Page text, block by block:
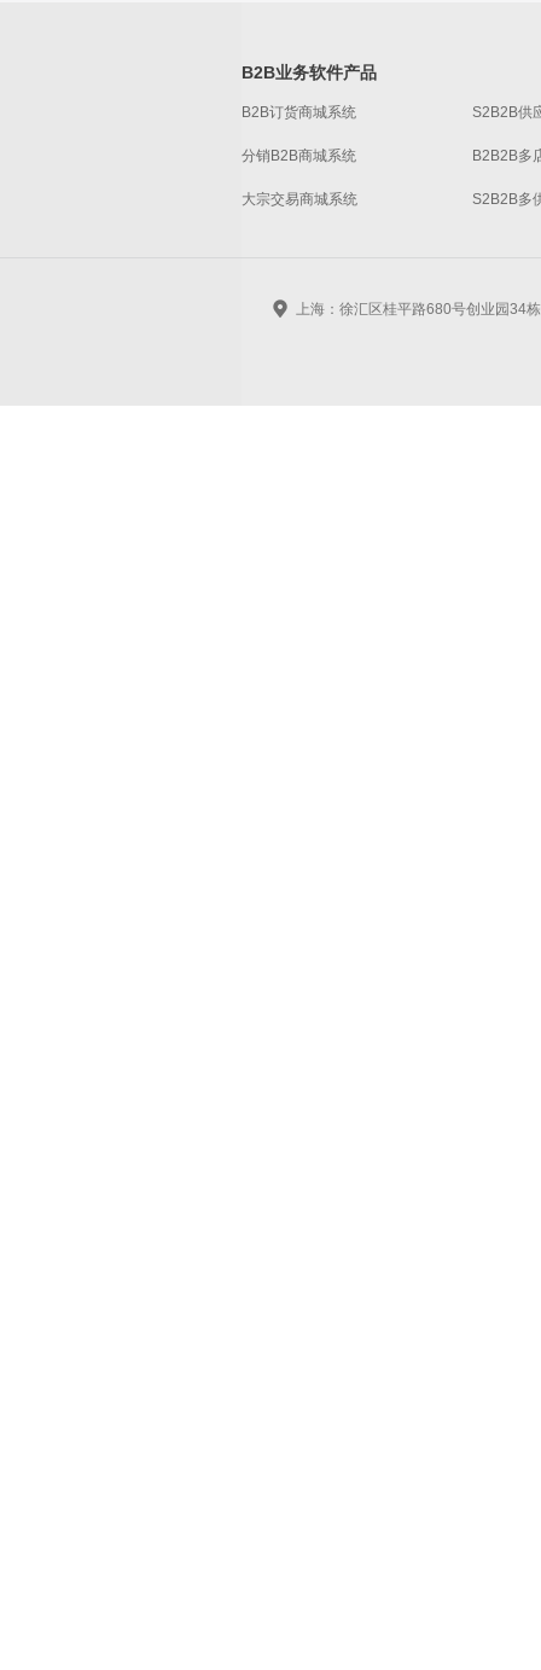
B2B业务软件产品
B2B订货商城系统 S2B2B供
分销B2B商城系统 B2B2B多
大宗交易商城系统 S2B2B多
上海：徐汇区桂平路680号创业园34